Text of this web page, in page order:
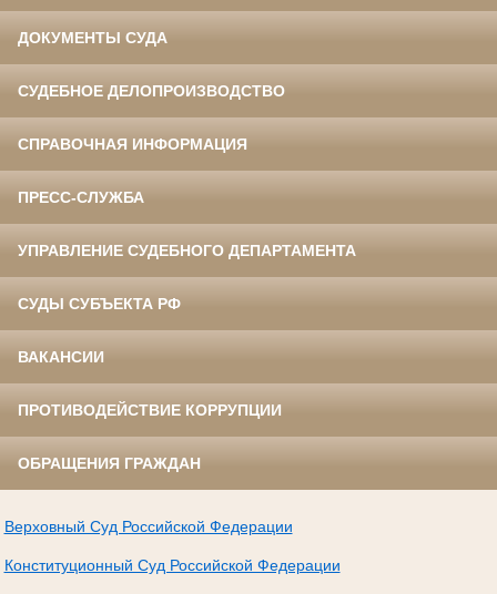
ДОКУМЕНТЫ СУДА
СУДЕБНОЕ ДЕЛОПРОИЗВОДСТВО
СПРАВОЧНАЯ ИНФОРМАЦИЯ
ПРЕСС-СЛУЖБА
УПРАВЛЕНИЕ СУДЕБНОГО ДЕПАРТАМЕНТА
СУДЫ СУБЪЕКТА РФ
ВАКАНСИИ
ПРОТИВОДЕЙСТВИЕ КОРРУПЦИИ
ОБРАЩЕНИЯ ГРАЖДАН
Верховный Суд Российской Федерации
Конституционный Суд Российской Федерации